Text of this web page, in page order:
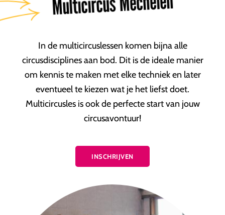
In de multicircuslessen komen bijna alle
circusdisciplines aan bod. Dit is de ideale manier
om kennis te maken met elke techniek en later
eventueel te kiezen wat je het liefst doet.
Multicircusles is ook de perfecte start van jouw
circusavontuur!
INSCHRIJVEN